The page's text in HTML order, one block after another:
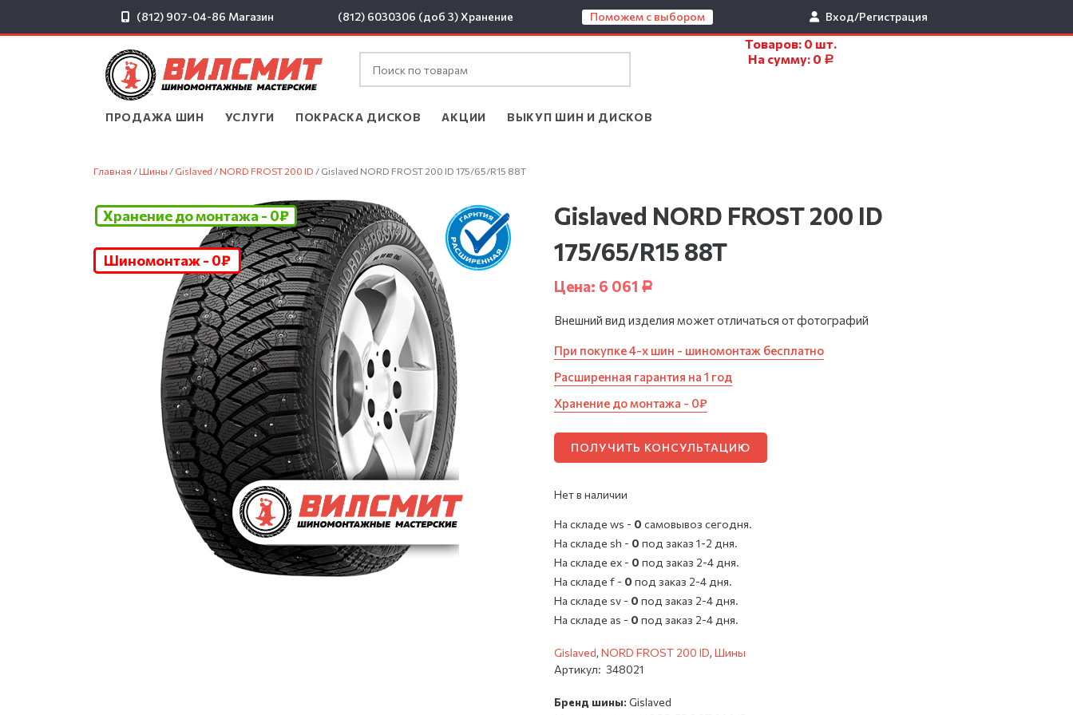
(812) 907-04-86 Магазин (812) 6030306 (доб 3)Хранение Поможем с выбором Вход/Регистрация
Товаров: 0 шт.
На сумму: 0 Р
ПРОДАЖА ШИН УСЛУГИ ПОКРАСКА ДИСКОВ АКЦИИ ВЫКУП ШИН И ДИСКОВ
Главная / Шины / Gislaved / NORD FROST 200 ID / Gislaved NORD FROST 200 ID 175/65/R15 88T
Шиномонтаж - 0₽
Хранение до монтажа - 0₽
Gislaved NORD FROST 200 ID
175/65/R15 88T
Цена: 6 061 Р
Внешний вид изделия может отличаться от фотографий
При покупке 4-х шин - шиномонтаж бесплатно
Расширенная гарантия на 1 год
Хранение до монтажа - 0₽
ПОЛУЧИТЬ КОНСУЛЬТАЦИЮ
Нет в наличии
На складе ws - 0 cамовывоз сегодня.
На складе sh - 0 под заказ 1-2 дня.
На складе ex - 0 под заказ 2-4 дня.
На складе f - 0 под заказ 2-4 дня.
На складе sv - 0 под заказ 2-4 дня.
На складе as - 0 под заказ 2-4 дня.
Gislaved,NORD FROST 200 ID,Шины
Артикул:348021
Бренд шины:Gislaved